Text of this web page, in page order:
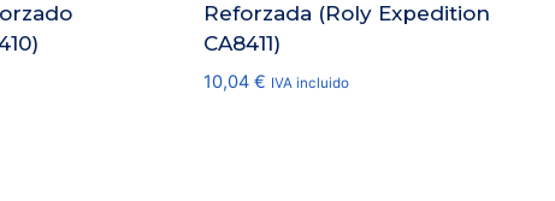
Reforzada (Roly Expedition
CA8411)
10,04 € IVA incluido